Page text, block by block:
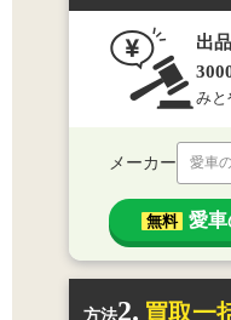
出
みと
メーカー 愛車
無料 愛
方法2. 買取一